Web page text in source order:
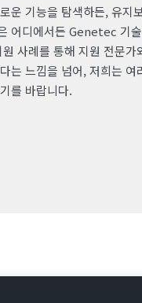
운 기능을 탐색하든, 유지
어디에서든 Genetec 기
사례를 통해 지원 전문가
는 느낌을 넘어, 저희는 여
를 바랍니다.